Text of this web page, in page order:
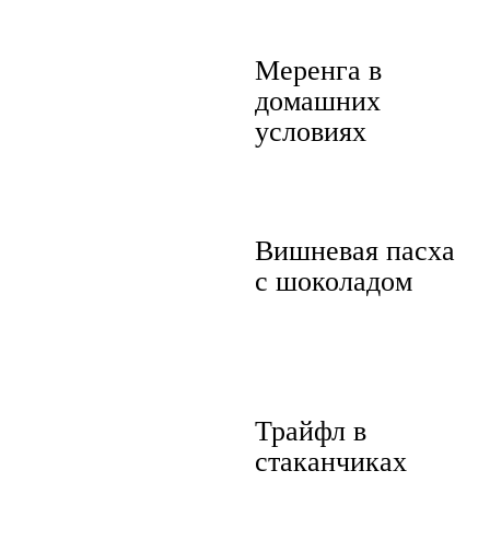
Меренга в
домашних
условиях
Вишневая пасха
с шоколадом
Трайфл в
стаканчиках